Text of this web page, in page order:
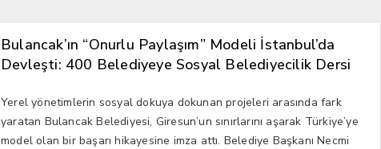
Bulancak’ın “Onurlu Paylaşım” Modeli İstanbul’da
Devleşti: 400 Belediyeye Sosyal Belediyecilik Dersi
Yerel yönetimlerin sosyal dokuya dokunan projeleri arasında fark
yaratan Bulancak Belediyesi, Giresun’un sınırlarını aşarak Türkiye’ye
model olan bir başarı hikayesine imza attı. Belediye Başkanı Necmi